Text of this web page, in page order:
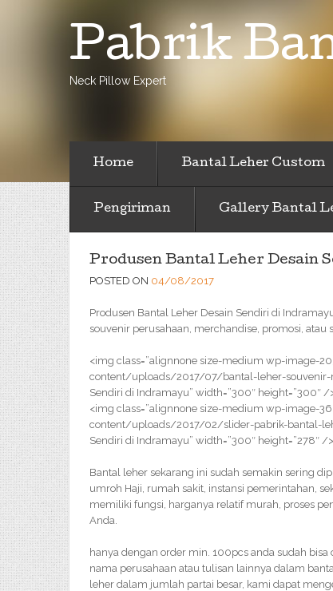
Pabrik
Neck Pillow Expert
Home Bantal Leher Custom
Pengiriman Gallery Bantal
Produsen Bantal Leher Desain
POSTED ON 04/08/2017
Produsen Bantal Leher Desain Sendiri di
souvenir perusahaan, merchandise, promosi,
<img class=”alignnone size-medium wp-image-
content/uploads/2017/07/bantal-leher-souvenir-
Sendiri di Indramayu” width=”300″ height=”300″ /
<img class=”alignnone size-medium wp-image-
content/uploads/2017/02/slider-pabrik-bantal-
Sendiri di Indramayu” width=”300″ height=”278″ />
Bantal leher sekarang ini sudah semakin sering
umroh Haji, rumah sakit, instansi pemerintahan,
memiliki fungsi, harganya relatif murah, proses
Anda.
hanya dengan order min. 100pcs anda sudah
nama perusahaan atau tulisan lainnya dalam
leher dalam jumlah partai besar, kami dapat